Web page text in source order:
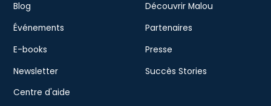
Blog
Événements
E-books
Newsletter
Centre d'aide
Découvrir Malou
Partenaires
Presse
Succès Stories